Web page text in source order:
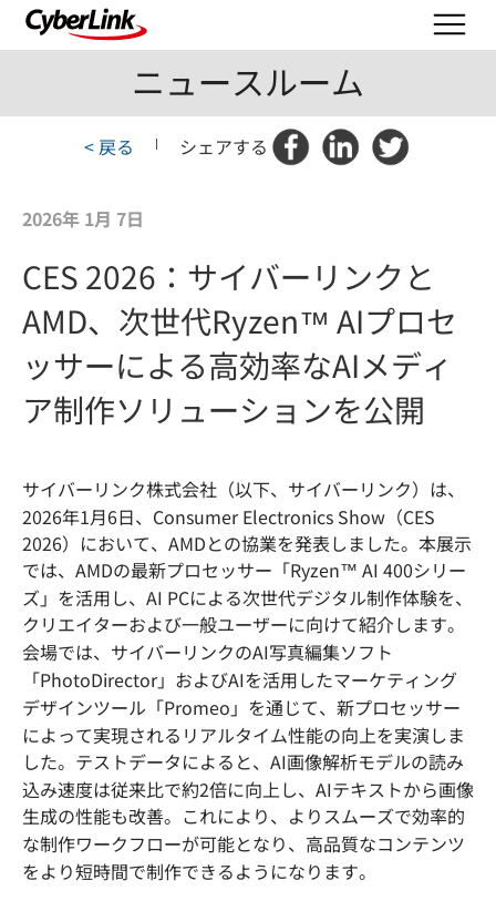
ニュースルーム
< 戻る | シェアする
2026年 1月 7日
CES 2026：サイバーリンクと
AMD、次世代Ryzen™ AIプロセ
ッサーによる高効率なAIメディ
ア制作ソリューションを公開
サイバーリンク株式会社（以下、サイバーリンク）は、
2026年1月6日、Consumer Electronics Show（CES
2026）において、AMDとの協業を発表しました。本展示
では、AMDの最新プロセッサー「Ryzen™ AI 400シリー
ズ」を活用し、AI PCによる次世代デジタル制作体験を、
クリエイターおよび一般ユーザーに向けて紹介します。
会場では、サイバーリンクのAI写真編集ソフト
「PhotoDirector」およびAIを活用したマーケティング
デザインツール「Promeo」を通じて、新プロセッサー
によって実現されるリアルタイム性能の向上を実演しま
した。テストデータによると、AI画像解析モデルの読み
込み速度は従来比で約2倍に向上し、AIテキストから画像
生成の性能も改善。これにより、よりスムーズで効率的
な制作ワークフローが可能となり、高品質なコンテンツ
をより短時間で制作できるようになります。